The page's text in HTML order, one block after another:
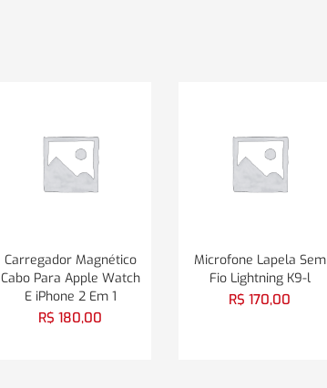
Carregador Magnético
Cabo Para Apple Watch
E iPhone 2 Em 1
R$ 180,00
Microfone Lapela Sem
Fio Lightning K9-l
R$ 170,00